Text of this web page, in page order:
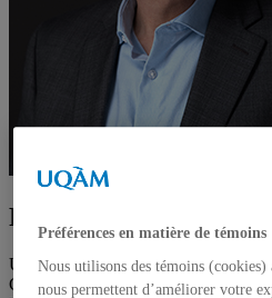
Professeur
Unité:Département de sociologie
Courriel :armony.victor@uqam.ca
Préférences en matière de témoins
Nous utilisons des témoins
nous permettent d’améliorer votre